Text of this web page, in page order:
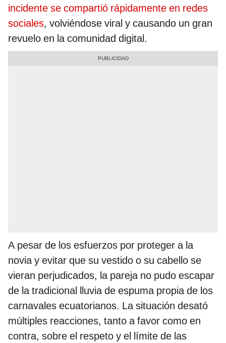
incidente se compartió rápidamente en redes
sociales, volviéndose viral y causando un gran
revuelo en la comunidad digital.
A pesar de los esfuerzos por proteger a la
novia y evitar que su vestido o su cabello se
vieran perjudicados, la pareja no pudo escapar
de la tradicional lluvia de espuma propia de los
carnavales ecuatorianos. La situación desató
múltiples reacciones, tanto a favor como en
contra, sobre el respeto y el límite de las